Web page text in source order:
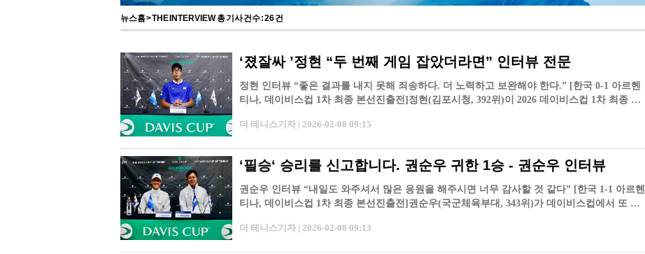
뉴스홈> THE INTERVIEW 총 기사 건수 : 26 건
‘졌잘싸 ’정현 “두 번째 게임 잡았더라면” 인터뷰 전문
정현 인터뷰 “좋은 결과를 내지 못해 죄송하다. 더 노력하고 보완해야 한다.” [한국 0-1 아르헨
티나, 데이비스컵 1차 최종 본선진출전]정현(김포시청, 392위)이 2026 데이비스컵 1차 최종 본
더 테니스기자 | 2026-02-08 09:15
‘필승‘ 승리를 신고합니다. 권순우 귀한 1승 - 권순우 인터뷰
권순우 인터뷰 “내일도 와주셔서 많은 응원을 해주시면 너무 감사할 것 같다” [한국 1-1 아르헨
티나, 데이비스컵 1차 최종 본선진출전]권순우(국군체육부대, 343위)가 데이비스컵에서 또 승
더 테니스기자 | 2026-02-08 09:13